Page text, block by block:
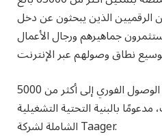
الرقميين الذين يبحثون عن دخل
جماهيرهم ورجال الأعمال
يحصل كل بائع على إمكانية الوصول الفوري إلى أكثر من 5000
بالبنية التحتية التشغيلية
الشاملة لشركة Taager.